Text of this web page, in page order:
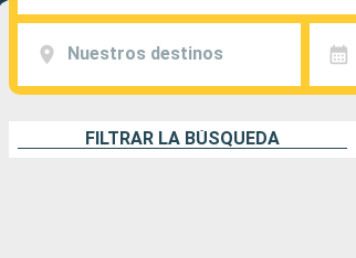
Nuestros destinos
FILTRAR LA BÚSQUEDA